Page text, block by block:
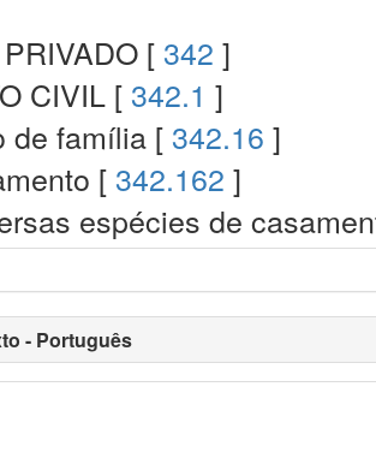
[ 342 ]
CIVIL [ 342.1 ]
de família [ 342.16 ]
[ 342.162 ]
espécies de
- Português